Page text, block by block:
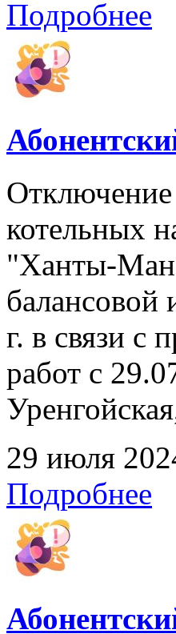
Подробнее
котельных
"Ханты-
балансовой
г. в связи с
работ с
29 июля
Подробнее